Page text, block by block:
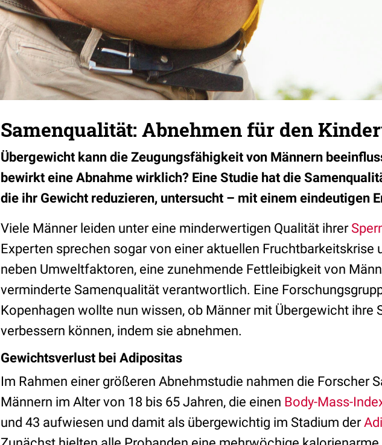
Samenqualität: Abnehmen für den
Übergewicht kann die Zeugungsfähigkeit von Männern
bewirkt eine Abnahme wirklich? Eine Studie hat die
die ihr Gewicht reduzieren, untersucht – mit einem eindeutigen
Viele Männer leiden unter eine minderwertigen Qualität ihrer
Experten sprechen sogar von einer aktuellen Fruchtbarkeitskrise
neben Umweltfaktoren, eine zunehmende Fettleibigkeit von
verminderte Samenqualität verantwortlich. Eine
Kopenhagen wollte nun wissen, ob Männer mit Übergewicht ihre
verbessern können, indem sie abnehmen.
Gewichtsverlust bei Adipositas
Im Rahmen einer größeren Abnehmstudie nahmen die Forscher
Männern im Alter von 18 bis 65 Jahren, die einen Body-Mass-
und 43 aufwiesen und damit als übergewichtig im Stadium der